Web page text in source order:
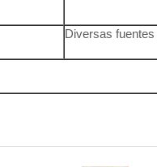
Diversas fuentes